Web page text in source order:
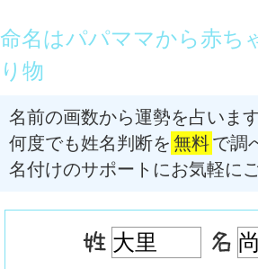
命名はパパママから赤ち
り物
名前の画数から運勢を占います
何度でも姓名判断を 無料で調
名付けのサポートにお気軽に